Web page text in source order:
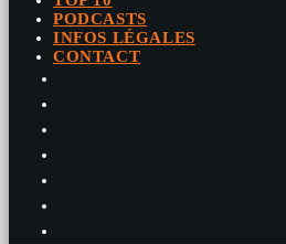
PODCASTS
INFOS LÉGALES
CONTACT